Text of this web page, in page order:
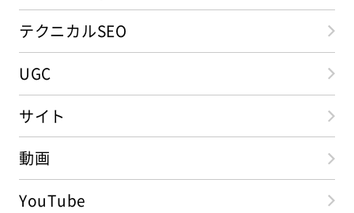
テクニカルSEO
UGC
サイト
動画
YouTube